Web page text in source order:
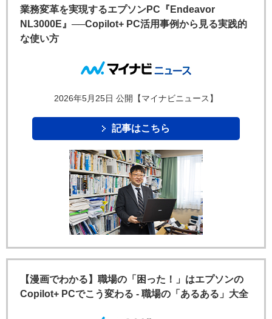
業務変革を実現するエプソンPC『Endeavor
NL3000E』──Copilot+ PC活用事例から見る実践的
な使い方
2026年5月25日 公開【マイナビニュース】
記事はこちら
【漫画でわかる】職場の「困った！」はエプソンの
Copilot+ PCでこう変わる - 職場の「あるある」大全